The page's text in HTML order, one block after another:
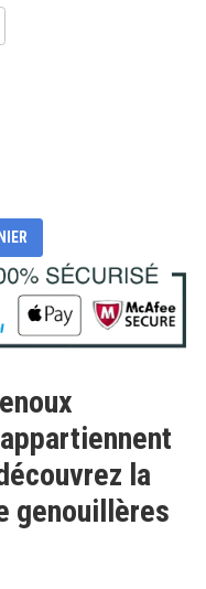
la
genouillères